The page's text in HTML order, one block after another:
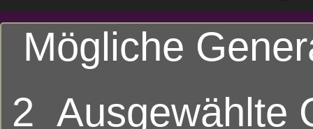
Mögliche
2